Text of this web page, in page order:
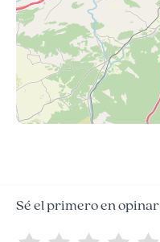
Sé el primero en opinar